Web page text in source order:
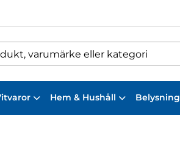
Hem & Hushåll Belysning